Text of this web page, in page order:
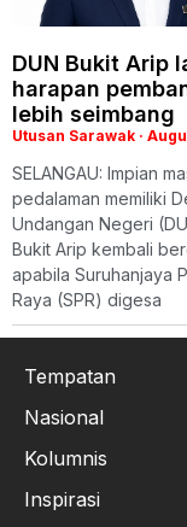
DUN Bukit Arip
harapan
lebih seimbang
Utusan Sarawak
SELANGAU: Impian
pedalaman memiliki
Undangan Negeri
Bukit Arip kembali
apabila Suruhanjaya
Raya (SPR) digesa
Tempatan
Nasional
Kolumnis
Inspirasi